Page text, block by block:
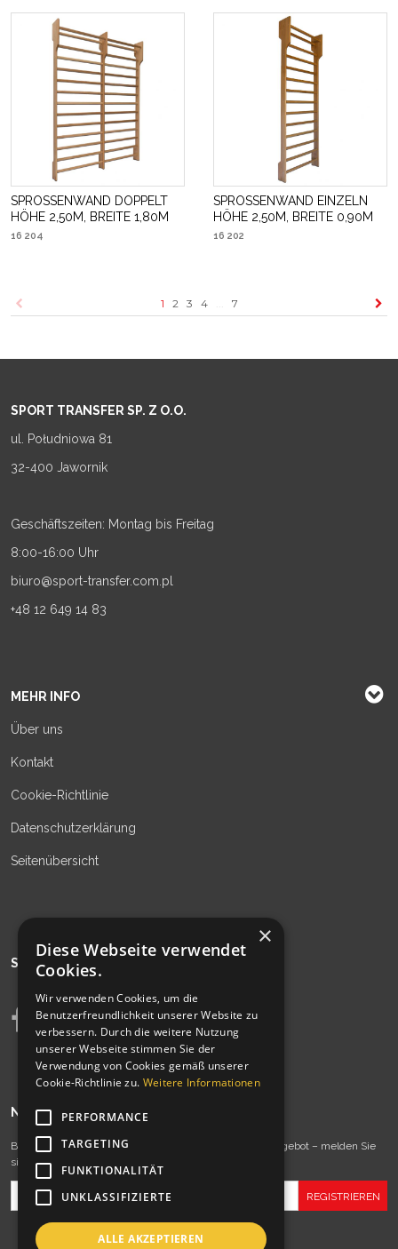
SPROSSENWAND DOPPELT
HÖHE 2,50M, BREITE 1,80M
16 204
SPROSSENWAND EINZELN
HÖHE 2,50M, BREITE 0,90M
16 202
1 2 3 4 7
SPORT TRANSFER SP. Z O.O.
ul. Południowa 81
32-400 Jawornik
Geschäftszeiten: Montag bis Freitag
8:00-16:00 Uhr
biuro@sport-transfer.com.pl
+48 12 649 14 83
MEHR INFO
Über uns
Kontakt
Cookie-Richtlinie
Datenschutzerklärung
Seitenübersicht
SIEHE AUCH
NEWSLETTER
Bleiben Sie immer auf dem Laufenden mit unserem Angebot – melden Sie
sich jetzt zu unserem Newsletter an!
×
Diese Webseite verwendet
Cookies.
Wir verwenden Cookies, um die
Benutzerfreundlichkeit unserer Website zu
verbessern. Durch die weitere Nutzung
unserer Webseite stimmen Sie der
Verwendung von Cookies gemäß unserer
Cookie-Richtlinie zu. Weitere Informationen
PERFORMANCE
TARGETING
FUNKTIONALITÄT
UNKLASSIFIZIERTE
ALLE AKZEPTIEREN